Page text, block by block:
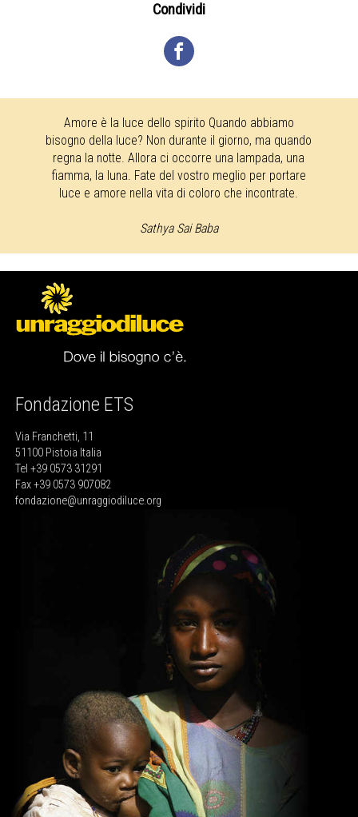
Condividi
Amore è la luce dello spirito Quando abbiamo
bisogno della luce? Non durante il giorno, ma quando
regna la notte. Allora ci occorre una lampada, una
fiamma, la luna. Fate del vostro meglio per portare
luce e amore nella vita di coloro che incontrate.
Sathya Sai Baba
Fondazione ETS
Via Franchetti, 11
51100 Pistoia Italia
Tel +39 0573 31291
Fax +39 0573 907082
fondazione@unraggiodiluce.org